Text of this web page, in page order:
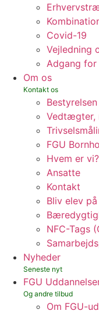
Covid-19
Vejledning
Adgang
Om os
Bestyrelsen
Vedtægter,
FGU
Hvem er
Ansatte
Kontakt
Bliv elev
NFC-Tags
Nyheder
FGU
Om FGU-